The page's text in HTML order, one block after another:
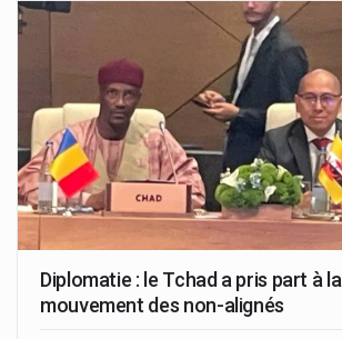
Diplomatie : le Tchad a pris part à
mouvement des non-alignés